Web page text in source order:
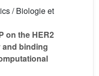
/ Biologie et
on the HER2
and binding